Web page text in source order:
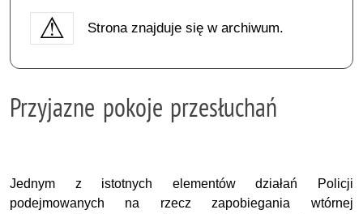
Strona znajduje się w archiwum.
Przyjazne pokoje przesłuchań
Jednym z istotnych elementów działań Policji
podejmowanych na rzecz zapobiegania wtórnej